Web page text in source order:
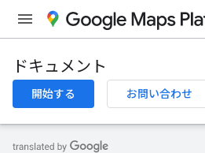
ドキュメント
開始する お問い合わせ